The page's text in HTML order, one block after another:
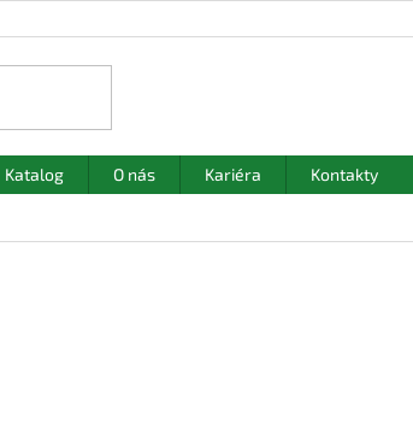
Katalog O nás Kariéra Kontakty